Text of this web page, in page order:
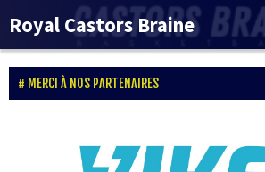
Royal Castors Braine
MERCI À NOS PARTENAIRES